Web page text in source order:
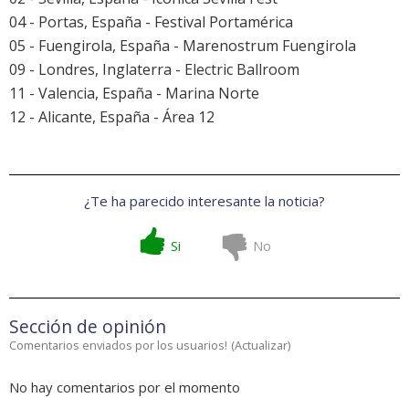
04 - Portas, España - Festival Portamérica
05 - Fuengirola, España - Marenostrum Fuengirola
09 - Londres, Inglaterra - Electric Ballroom
11 - Valencia, España - Marina Norte
12 - Alicante, España - Área 12
¿Te ha parecido interesante la noticia?
Si No
Sección de opinión
Comentarios enviados por los usuarios! (Actualizar)
No hay comentarios por el momento